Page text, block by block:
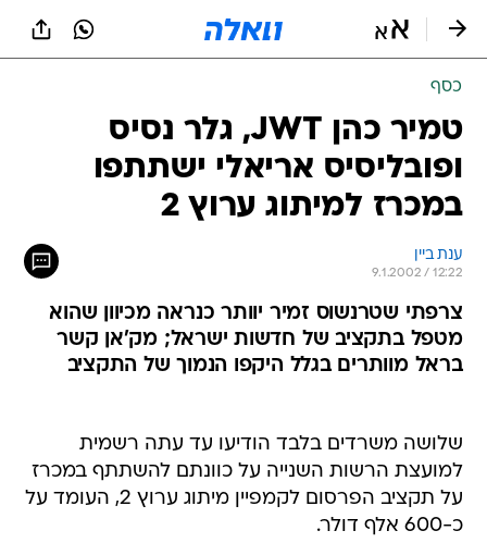
כסף
טמיר כהן JWT, גלר נסיס
ופובליסיס אריאלי ישתתפו
במכרז למיתוג ערוץ 2
ענת ביין
9.1.2002 / 12:22
צרפתי שטרנשוס זמיר יוותר כנראה מכיוון שהוא
מטפל בתקציב של חדשות ישראל; מק'אן קשר
בראל מוותרים בגלל היקפו הנמוך של התקציב
שלושה משרדים בלבד הודיעו עד עתה רשמית
למועצת הרשות השנייה על כוונתם להשתתף במכרז
על תקציב הפרסום לקמפיין מיתוג ערוץ 2, העומד על
כ-600 אלף דולר.